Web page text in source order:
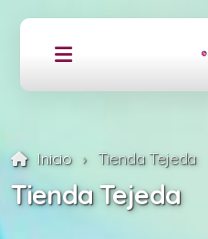
Inicio Tienda Tejeda
Tienda Tejeda